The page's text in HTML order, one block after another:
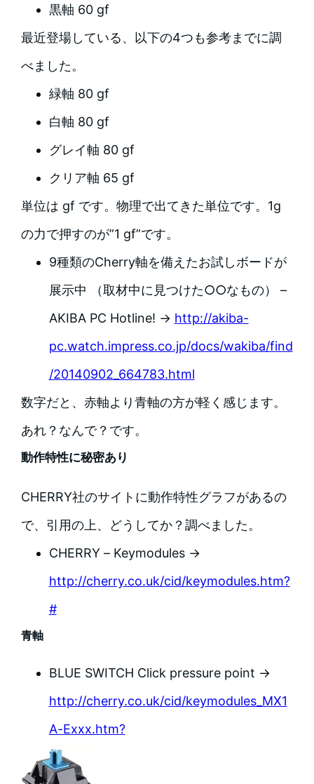
黒軸 60 gf
最近登場している、以下の4つも参考までに調
べました。
緑軸 80 gf
白軸 80 gf
グレイ軸 80 gf
クリア軸 65 gf
単位は gf です。物理で出てきた単位です。1g
の力で押すのが”1 gf”です。
9種類のCherry軸を備えたお試しボードが
展示中 （取材中に見つけた○○なもの） –
AKIBA PC Hotline! → http://akiba-
pc.watch.impress.co.jp/docs/wakiba/find
/20140902_664783.html
数字だと、赤軸より青軸の方が軽く感じます。
あれ？なんで？です。
動作特性に秘密あり
CHERRY社のサイトに動作特性グラフがあるの
で、引用の上、どうしてか？調べました。
CHERRY – Keymodules →
http://cherry.co.uk/cid/keymodules.htm?
#
青軸
BLUE SWITCH Click pressure point →
http://cherry.co.uk/cid/keymodules_MX1
A-Exxx.htm?